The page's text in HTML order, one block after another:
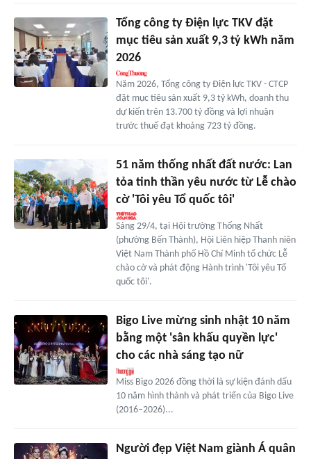
Tổng công ty Điện lực TKV đặt
mục tiêu sản xuất 9,3 tỷ kWh năm
2026
Năm 2026, Tổng công ty Điện lực TKV - CTCP
đặt mục tiêu sản xuất 9,3 tỷ kWh, doanh thu
dự kiến trên 13.700 tỷ đồng và lợi nhuận
trước thuế đạt khoảng 723 tỷ đồng.
51 năm thống nhất đất nước: Lan
tỏa tinh thần yêu nước từ Lễ chào
cờ 'Tôi yêu Tổ quốc tôi'
Sáng 29/4, tại Hội trường Thống Nhất
(phường Bến Thành), Hội Liên hiệp Thanh niên
Việt Nam Thành phố Hồ Chí Minh tổ chức Lễ
chào cờ và phát động Hành trình 'Tôi yêu Tổ
quốc tôi'.
Bigo Live mừng sinh nhật 10 năm
bằng một 'sân khấu quyền lực'
cho các nhà sáng tạo nữ
Miss Bigo 2026 đồng thời là sự kiện đánh dấu
10 năm hình thành và phát triển của Bigo Live
(2016–2026)...
Người đẹp Việt Nam giành Á quân